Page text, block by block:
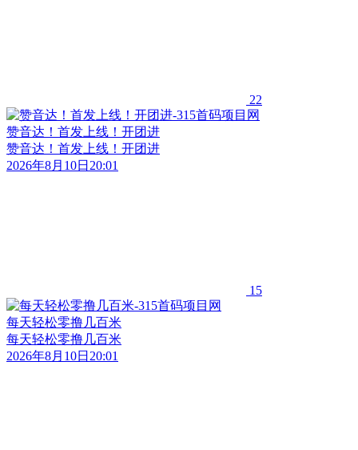
22
赞音达！首发上线！开团进
赞音达！首发上线！开团进
2026年8月10日20:01
15
每天轻松零撸几百米
每天轻松零撸几百米
2026年8月10日20:01